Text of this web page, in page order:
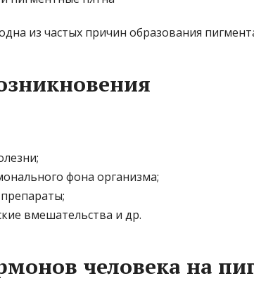
из частых причин образования
фона организма;
вмешательства и др.
человека на